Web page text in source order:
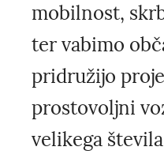
mobilnost,
ter vabimo
pridružijo
prostovoljni
velikega